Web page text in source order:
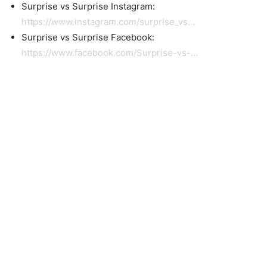
Surprise vs Surprise Instagram:
https://www.instagram.com/surprise_vs…
Surprise vs Surprise Facebook:
https://www.facebook.com/Surprise-vs-…